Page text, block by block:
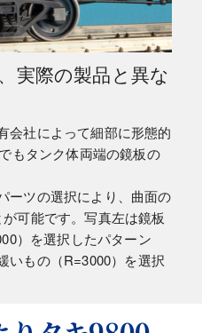
実際の製品と異な
会社によって細部に形態的
もタンク体両端の鏡板の
ーツの選択により、曲面の
可能です。写真左は鏡板
）を選択したパターン
いもの（R=3000）を選択